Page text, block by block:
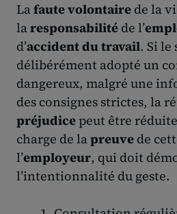
Lafaute volontaire de la
laresponsabilité de l’
d’accident du travail. Si le
délibérément adopté un
dangereux, malgré une
des consignes strictes, la
préjudice peut être
charge de lapreuve de
l’employeur, qui doit
l’intentionnalité du geste.